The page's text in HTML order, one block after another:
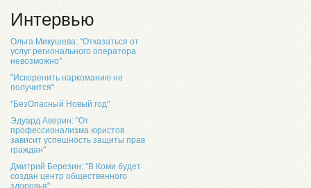
Интервью
Ольга Микушева: "Отказаться от
услуг регионального оператора
невозможно"
"Искоренить наркоманию не
получится"
"БезОпасный Новый год"
Эдуард Аверин: "От
профессионализма юристов
зависит успешность защиты прав
граждан"
Дмитрий Березин: "В Коми будет
создан центр общественного
здоровья"